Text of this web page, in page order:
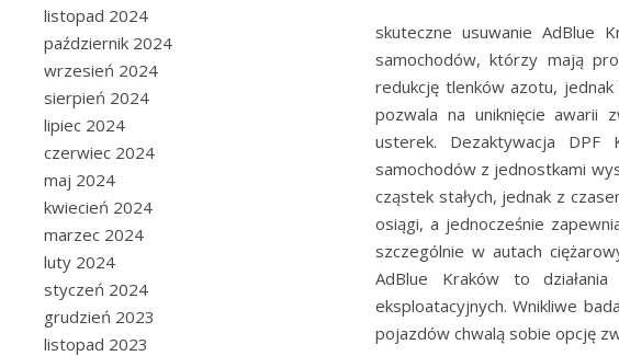
listopad 2024
październik 2024
wrzesień 2024
sierpień 2024
lipiec 2024
czerwiec 2024
maj 2024
kwiecień 2024
marzec 2024
luty 2024
styczeń 2024
grudzień 2023
listopad 2023
skuteczne usuwanie AdBlue
samochodów, którzy mają
redukcję tlenków azotu,
pozwala na uniknięcie awarii
usterek. Dezaktywacja
samochodów z jednostkami
cząstek stałych, jednak z
osiągi, a jednocześnie
szczególnie w autach
AdBlue Kraków to
eksploatacyjnych. Wnikliwe
pojazdów chwalą sobie opcję